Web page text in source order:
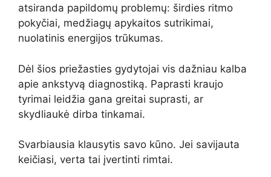
atsiranda papildomų problemų: širdies ritmo
pokyčiai, medžiagų apykaitos sutrikimai,
nuolatinis energijos trūkumas.
Dėl šios priežasties gydytojai vis dažniau kalba
apie ankstyvą diagnostiką. Paprasti kraujo
tyrimai leidžia gana greitai suprasti, ar
skydliaukė dirba tinkamai.
Svarbiausia klausytis savo kūno. Jei savijauta
keičiasi, verta tai įvertinti rimtai.